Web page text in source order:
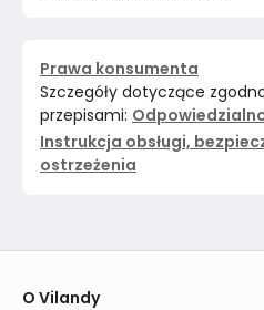
Prawa konsumenta
Szczegóły dotyczące
przepisami:
Instrukcja obsługi,
ostrzeżenia
O Vilandy